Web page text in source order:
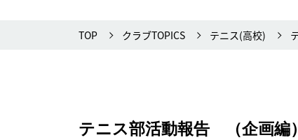
TOP クラブTOPICS テニス(高校)
テニス部活動報告 （企画